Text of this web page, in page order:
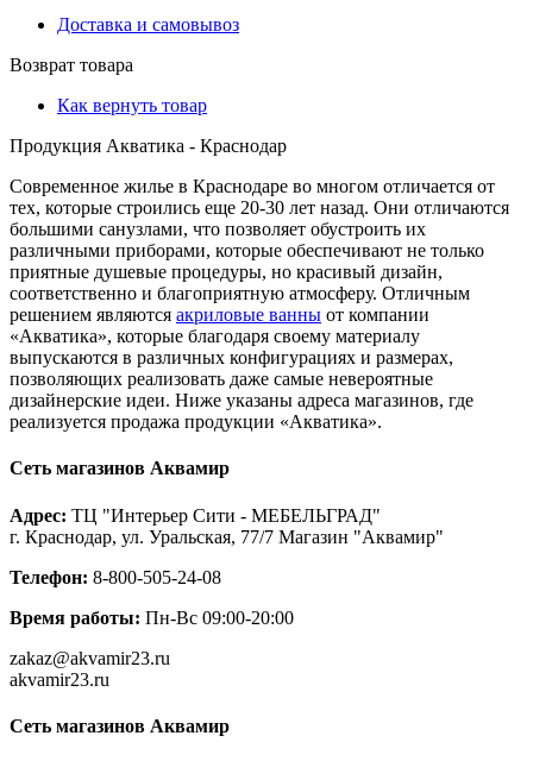
Доставка и самовывоз
Возврат товара
Как вернуть товар
Продукция Акватика - Краснодар
Современное жилье в Краснодаре во многом отличается от
тех, которые строились еще 20-30 лет назад. Они отличаются
большими санузлами, что позволяет обустроить их
различными приборами, которые обеспечивают не только
приятные душевые процедуры, но красивый дизайн,
соответственно и благоприятную атмосферу. Отличным
решением являются акриловые ванны от компании
«Акватика», которые благодаря своему материалу
выпускаются в различных конфигурациях и размерах,
позволяющих реализовать даже самые невероятные
дизайнерские идеи. Ниже указаны адреса магазинов, где
реализуется продажа продукции «Акватика».
Сеть магазинов Аквамир
Адрес: ТЦ "Интерьер Сити - МЕБЕЛЬГРАД"
г. Краснодар, ул. Уральская, 77/7 Магазин "Аквамир"
Телефон: 8-800-505-24-08
Время работы: Пн-Вс 09:00-20:00
zakaz@akvamir23.ru
akvamir23.ru
Сеть магазинов Аквамир